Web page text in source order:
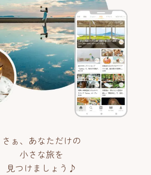
さぁ、あなただけの
小さな旅を
見つけましょう♪